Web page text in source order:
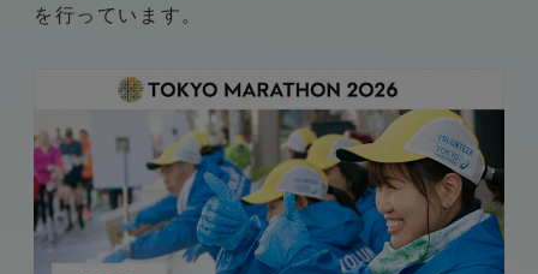
を行っています。